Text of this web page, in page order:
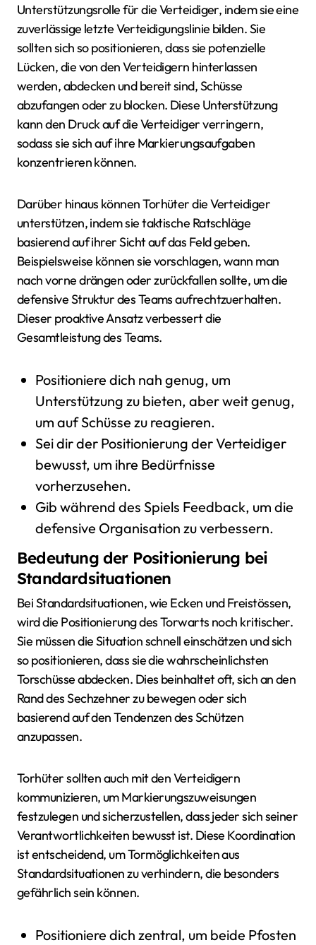
Unterstützungsrolle für die Verteidiger, indem sie eine
zuverlässige letzte Verteidigungslinie bilden. Sie
sollten sich so positionieren, dass sie potenzielle
Lücken, die von den Verteidigern hinterlassen
werden, abdecken und bereit sind, Schüsse
abzufangen oder zu blocken. Diese Unterstützung
kann den Druck auf die Verteidiger verringern,
sodass sie sich auf ihre Markierungsaufgaben
konzentrieren können.
Darüber hinaus können Torhüter die Verteidiger
unterstützen, indem sie taktische Ratschläge
basierend auf ihrer Sicht auf das Feld geben.
Beispielsweise können sie vorschlagen, wann man
nach vorne drängen oder zurückfallen sollte, um die
defensive Struktur des Teams aufrechtzuerhalten.
Dieser proaktive Ansatz verbessert die
Gesamtleistung des Teams.
Positioniere dich nah genug, um
Unterstützung zu bieten, aber weit genug,
um auf Schüsse zu reagieren.
Sei dir der Positionierung der Verteidiger
bewusst, um ihre Bedürfnisse
vorherzusehen.
Gib während des Spiels Feedback, um die
defensive Organisation zu verbessern.
Bedeutung der Positionierung bei
Standardsituationen
Bei Standardsituationen, wie Ecken und Freistössen,
wird die Positionierung des Torwarts noch kritischer.
Sie müssen die Situation schnell einschätzen und sich
so positionieren, dass sie die wahrscheinlichsten
Torschüsse abdecken. Dies beinhaltet oft, sich an den
Rand des Sechzehner zu bewegen oder sich
basierend auf den Tendenzen des Schützen
anzupassen.
Torhüter sollten auch mit den Verteidigern
kommunizieren, um Markierungszuweisungen
festzulegen und sicherzustellen, dass jeder sich seiner
Verantwortlichkeiten bewusst ist. Diese Koordination
ist entscheidend, um Tormöglichkeiten aus
Standardsituationen zu verhindern, die besonders
gefährlich sein können.
Positioniere dich zentral, um beide Pfosten